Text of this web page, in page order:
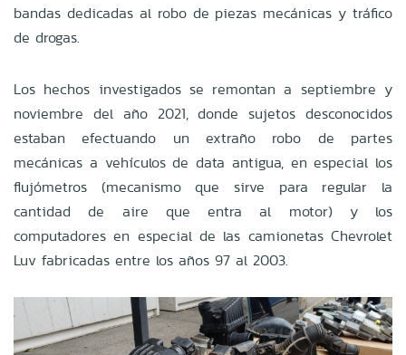
bandas dedicadas al robo de piezas mecánicas y tráfico
de drogas.
Los hechos investigados se remontan a septiembre y
noviembre del año 2021, donde sujetos desconocidos
estaban efectuando un extraño robo de partes
mecánicas a vehículos de data antigua, en especial los
flujómetros (mecanismo que sirve para regular la
cantidad de aire que entra al motor) y los
computadores en especial de las camionetas Chevrolet
Luv fabricadas entre los años 97 al 2003.